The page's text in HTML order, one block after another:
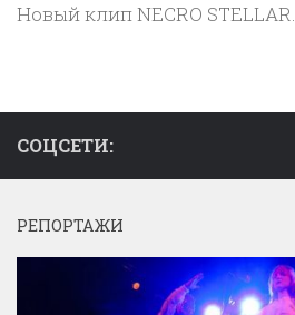
Новый клип NECRO STELLAR.
СОЦСЕТИ:
РЕПОРТАЖИ